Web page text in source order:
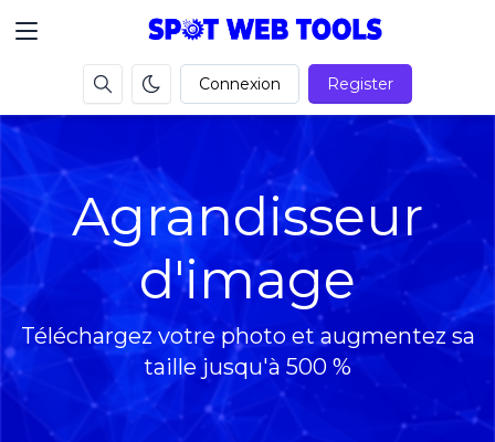
Connexion Register
Agrandisseur
d'image
Téléchargez votre photo et augmentez sa
taille jusqu'à 500 %